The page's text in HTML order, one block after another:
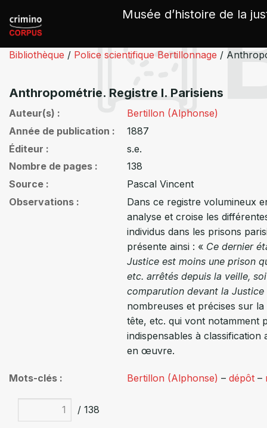
Musée d’histoire de la
Bibliothèque / Police scientifique Bertillonnage /
Anthropométrie. Registre I. Parisiens
Auteur(s)
Bertillon (Alphonse)
Année de publication
1887
Éditeur
s.e.
Nombre de pages
138
Source
Pascal Vincent
Observations
Dans ce registre volumineux
analyse et croise les
individus dans les prisons
présente ainsi : « Ce dernier
Justice est moins une prison
etc. arrêtés depuis la veille,
comparution devant la Justice
nombreuses et précises sur la
tête, etc. qui vont notamment
indispensables à classification
en œuvre.
Mots-clés Bertillon (Alphonse) –dépôt –
/ 138
Panneau de gestion des cookies